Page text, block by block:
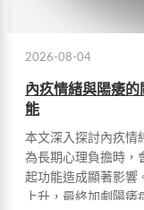
2026-08-04
內疚情緒與陽痿
能
本文深入探討內疚情
為長期心理負擔時，
起功能造成顯著影響
上升，最終加劇陽